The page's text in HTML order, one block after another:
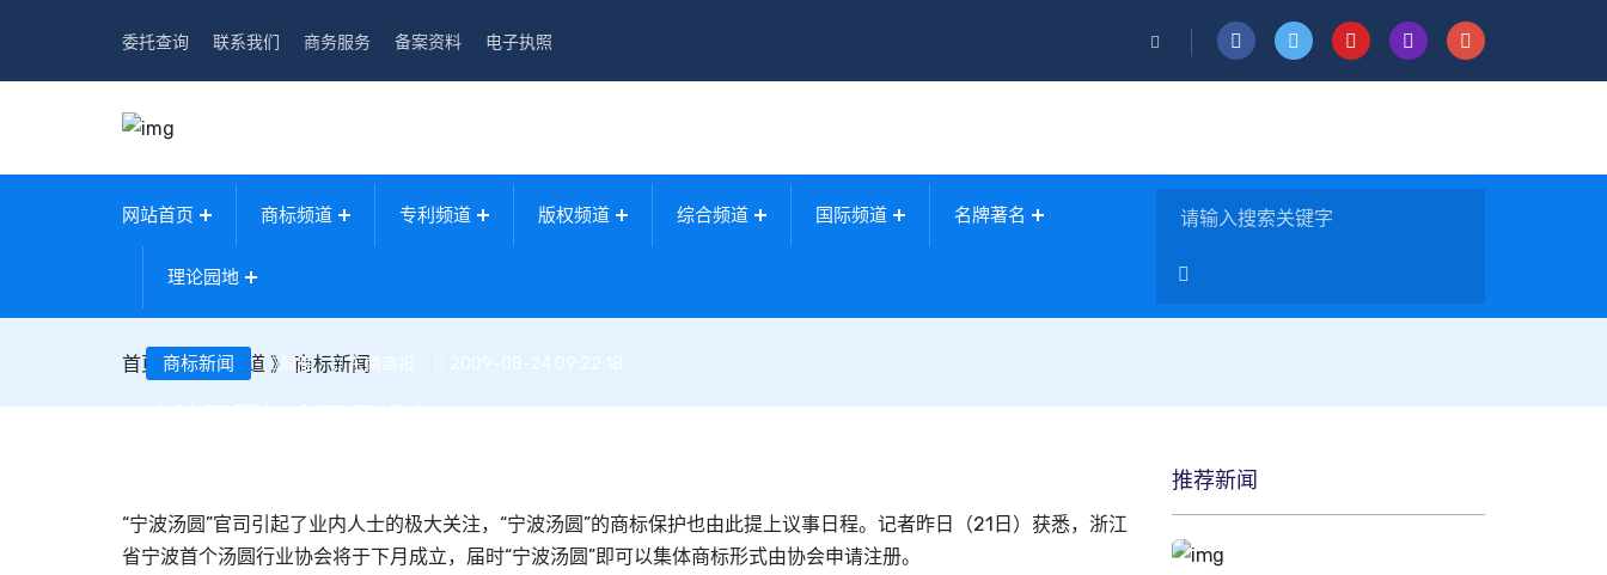
委托查询 联系我们 商务服务 备案资料 电子执照
网站首页 商标频道 专利频道 版权频道 综合频道 国际频道 名牌著名
理论园地
首页 》商标频道 》商标新闻
商标新闻 周雁 东南商报 2009-08-24 09:22:18
“宁波汤圆”官司引起了业内人士的极大关注，“宁波汤圆”的商标保护也由此提上议事日程。记者昨日（21日）获悉，浙江
省宁波首个汤圆行业协会将于下月成立，届时“宁波汤圆”即可以集体商标形式由协会申请注册。
推荐新闻